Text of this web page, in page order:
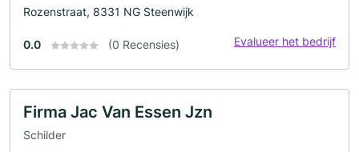
Rozenstraat, 8331 NG Steenwijk
0.0 (0 Recensies) Evalueer het bedrijf
Firma Jac Van Essen Jzn
Schilder